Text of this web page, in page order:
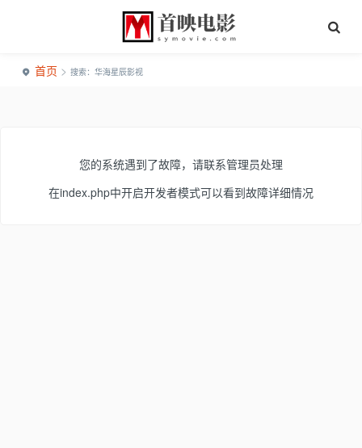
首页 > 搜索：华海星辰影视
您的系统遇到了故障，请联系管理员处理
在index.php中开启开发者模式可以看到故障详细情况